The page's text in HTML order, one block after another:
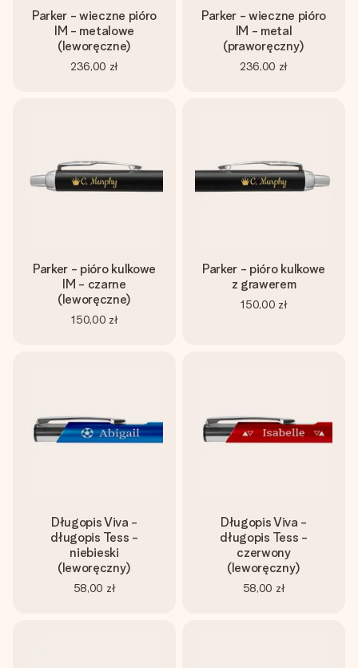
Parker - wieczne pióro
IM - metalowe
(leworęczne)
236,00 zł
Parker - wieczne pióro
IM - metal
(praworęczny)
236,00 zł
Parker - pióro kulkowe
IM - czarne
(leworęczne)
150,00 zł
Parker - pióro kulkowe
z grawerem
150,00 zł
Długopis Viva -
długopis Tess -
niebieski
(leworęczny)
58,00 zł
Długopis Viva -
długopis Tess -
czerwony
(leworęczny)
58,00 zł